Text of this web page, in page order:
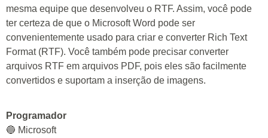
mesma equipe que desenvolveu o RTF. Assim, você pode
ter certeza de que o Microsoft Word pode ser
convenientemente usado para criar e converter Rich Text
Format (RTF). Você também pode precisar converter
arquivos RTF em arquivos PDF, pois eles são facilmente
convertidos e suportam a inserção de imagens.
Programador
🔵 Microsoft